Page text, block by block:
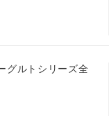
グルトシリーズ全